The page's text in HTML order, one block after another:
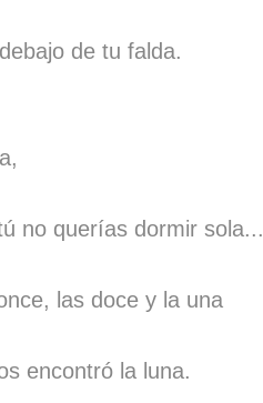
de tu falda.
no querías dormir sola...
las doce y la una
encontró la luna.